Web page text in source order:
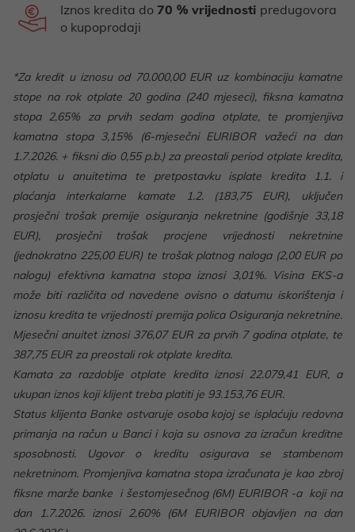
Iznos kredita do 70 % vrijednosti predugovora
o kupoprodaji
*Za kredit u iznosu od 70.000,00 EUR uz kombinaciju kamatne
stope na rok otplate 20 godina (240 mjeseci), fiksna kamatna
stopa 2,65% za prvih sedam godina otplate, te promjenjiva
kamatna stopa 3,15% (6-mjesečni EURIBOR važeći na dan
1.7.2026. + fiksni dio 0,55 p.b.) za preostali period otplate kredita,
otplatu u anuitetima te pretpostavku isplate kredita 1.1. i
plaćanja interkalarne kamate 1.2. (183,75 EUR), uključen
prosječni trošak premije osiguranja nekretnine (godišnje 33,18
EUR), prosječni trošak procjene vrijednosti nekretnine
(jednokratno 225,00 EUR) te trošak platnog naloga (2,00 EUR po
nalogu) efektivna kamatna stopa iznosi 3,01%. Visina EKS-a
može biti različita od navedene ovisno o datumu iskorištenja i
iznosu kredita te vrijednosti premija polica Osiguranja nekretnine.
Mjesečni anuitet iznosi 376,07 EUR za prvih 7 godina otplate, te
387,75 EUR za preostali rok otplate kredita.
Kamata za razdoblje otplate kredita iznosi 22.079,41 EUR, a
ukupan iznos koji klijent treba platiti je 93.153,76 EUR.
Status klijenta Banke ostvaruje osoba kojoj se isplaćuju redovna
primanja na račun u Banci i koja su osnova za izračun kreditne
sposobnosti. Ugovor o kreditu osigurava se stambenom
nekretninom. Promjenjiva kamatna stopa izračunata je kao zbroj
fiksne marže banke i šestomjesečnog (6M) EURIBOR -a koji na
dan 1.7.2026. iznosi 2,60% (6M EURIBOR objavljen na dan